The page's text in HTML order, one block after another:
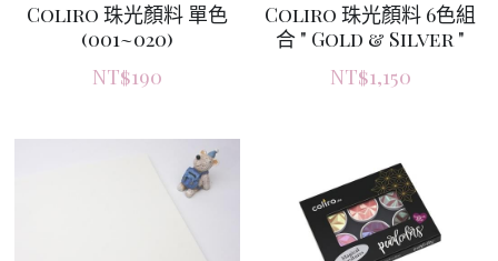
Coliro 珠光顏料 單色
(001~020)
NT$190
Coliro 珠光顏料 6色組
合 " Gold & Silver "
NT$1,150